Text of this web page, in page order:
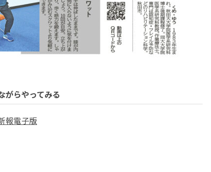
がらやってみる
報電子版